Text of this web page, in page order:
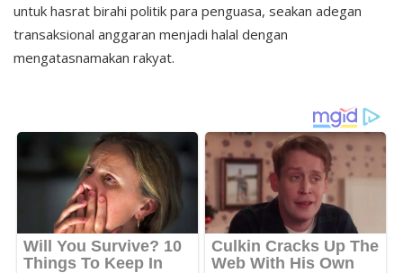
untuk hasrat birahi politik para penguasa, seakan adegan
transaksional anggaran menjadi halal dengan
mengatasnamakan rakyat.